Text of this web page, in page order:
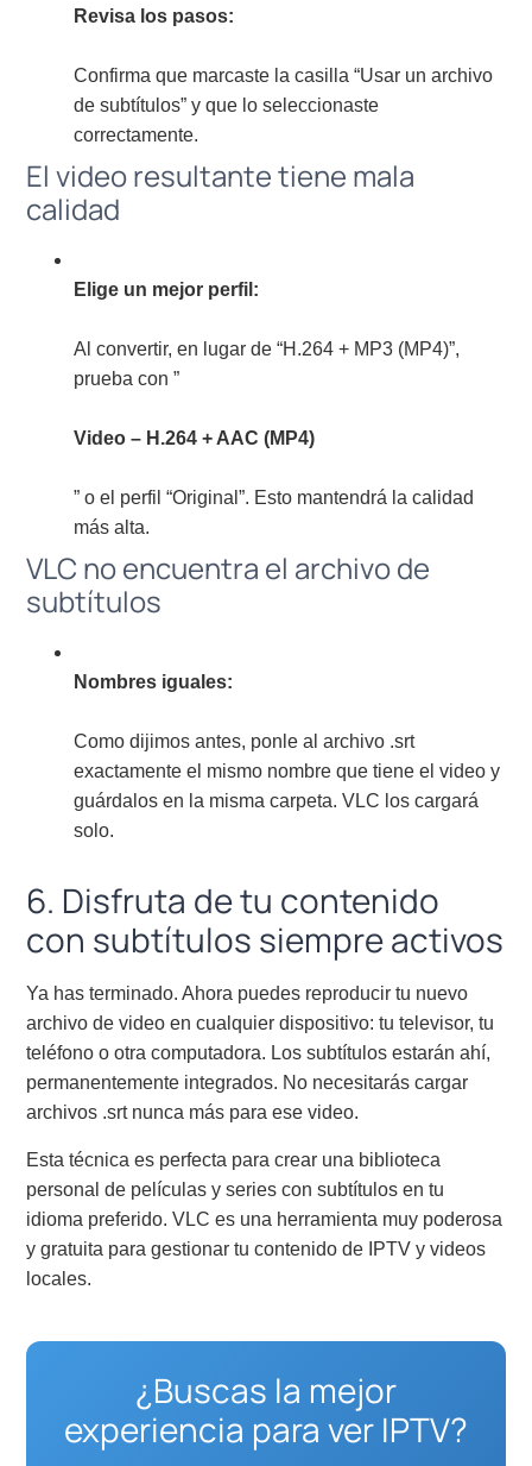
Revisa los pasos:
Confirma que marcaste la casilla “Usar un archivo
de subtítulos” y que lo seleccionaste
correctamente.
El video resultante tiene mala
calidad
Elige un mejor perfil:
Al convertir, en lugar de “H.264 + MP3 (MP4)”,
prueba con ”
Video – H.264 + AAC (MP4)
” o el perfil “Original”. Esto mantendrá la calidad
más alta.
VLC no encuentra el archivo de
subtítulos
Nombres iguales:
Como dijimos antes, ponle al archivo .srt
exactamente el mismo nombre que tiene el video y
guárdalos en la misma carpeta. VLC los cargará
solo.
6. Disfruta de tu contenido
con subtítulos siempre activos
Ya has terminado. Ahora puedes reproducir tu nuevo
archivo de video en cualquier dispositivo: tu televisor, tu
teléfono o otra computadora. Los subtítulos estarán ahí,
permanentemente integrados. No necesitarás cargar
archivos .srt nunca más para ese video.
Esta técnica es perfecta para crear una biblioteca
personal de películas y series con subtítulos en tu
idioma preferido. VLC es una herramienta muy poderosa
y gratuita para gestionar tu contenido de IPTV y videos
locales.
¿Buscas la mejor
experiencia para ver IPTV?